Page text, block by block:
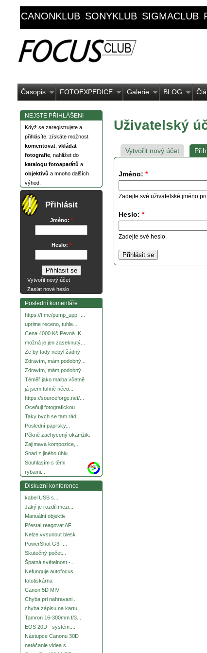
CANONKLUB SONYKLUB SIGMACLUB
Časopis FOTOEXPEDICE Galerie BLOG
NEJSTE PŘIHLÁŠENI
Když se zaregistrujete a
přihlásíte, získáte možnost
komentovat vkládat
fotografie , nahlížet do
katalogu fotoaparátů a
objektivů a mnoho dalších
výhod.
Přihlásit
Jméno: *
Heslo: *
Vytvořit nový účet
Zaslat nové heslo
Poslední komentáře
https://t.me/pump_upp -...
uprime receno, tuhle...
Cena 4000 Kč Pevná. K...
možná je jen zaseknutý...
Že by tady nebyl žádný
Zdravím, mám podobný...
Zdravím, mám podobný...
Téměř jako malba včetně
já jsem tuhně něco...
https://sourceforge.net/...
Oceňuji fotografickou
Taky bych se tam rád...
Poslední paprsky...
Pěkně zachycený okamžik.
Zajímavá kompozice,...
Snad z jiného úhlu
Souhlasím s těmi
rybami...
more
Diskuzní konference
kabel USB s...
Jaký je rozdíl mezi...
Manuální objektiv
Přestal reagovat AF
Nelze vysunout blesk
PowerShot G3 -...
Skutečný počet...
Špatná světelnost -...
Nefunguje autofocus...
fototiskárna
Canon 5D MIV
Chyba pri nahravani...
chyba zápisu na kartu
Tamron 16-300mm f/3....
EOS 20D - systém....
Nástupce Canonu 30D
natáčanie videa s...
Uživatelský
Vytvořit nový účet
Jméno: *
Zadejte své uživatelské jméno
Heslo: *
Zadejte své heslo.